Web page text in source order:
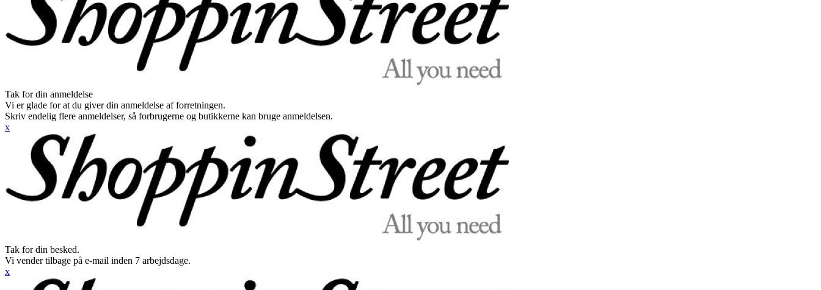
Tak for din anmeldelse
Vi er glade for at du giver din anmeldelse af forretningen.
Skriv endelig flere anmeldelser, så forbrugerne og butikkerne kan bruge anmeldelsen.
x
Tak for din besked.
Vi vender tilbage på e-mail inden 7 arbejdsdage.
x